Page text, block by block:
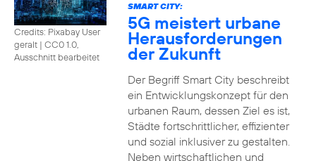
Credits: Pixabay User
geralt | CC0 1.0,
Ausschnitt bearbeitet
SMART CITY:
5G meistert urbane
Herausforderungen
der Zukunft
Der Begriff Smart City beschreibt
ein Entwicklungskonzept für den
urbanen Raum, dessen Ziel es ist,
Städte fortschrittlicher, effizienter
und sozial inklusiver zu gestalten.
Neben wirtschaftlichen und